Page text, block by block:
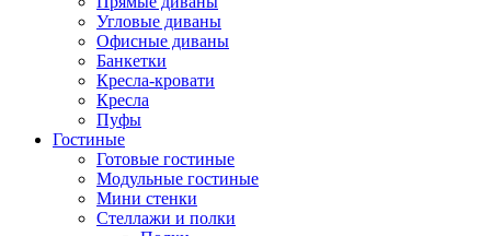
Угловые диваны
Офисные диваны
Банкетки
Кресла-кровати
Кресла
Пуфы
Гостиные
Готовые гостиные
Модульные гостиные
Мини стенки
Стеллажи и полки